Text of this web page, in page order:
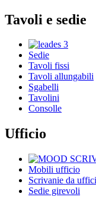
Tavoli e sedie
Sedie
Tavoli fissi
Tavoli allungabili
Sgabelli
Tavolini
Consolle
Ufficio
Mobili ufficio
Scrivanie da
Sedie girevoli